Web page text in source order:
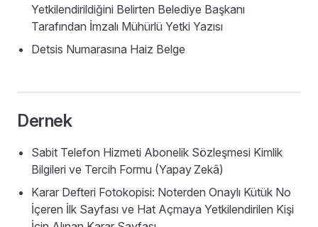
Yetkilendirildiğini Belirten Belediye Başkanı
Tarafından İmzalı Mühürlü Yetki Yazısı
Detsis Numarasına Haiz Belge
Dernek
Sabit Telefon Hizmeti Abonelik Sözleşmesi Kimlik
Bilgileri ve Tercih Formu (Yapay Zekâ)
Karar Defteri Fotokopisi: Noterden Onaylı Kütük No
İçeren İlk Sayfası ve Hat Açmaya Yetkilendirilen Kişi